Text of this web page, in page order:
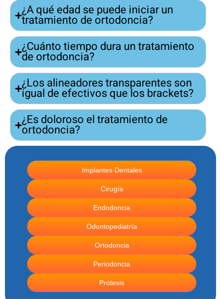
¿A qué edad se puede iniciar un
tratamiento de ortodoncia?
¿Cuánto tiempo dura un tratamiento
de ortodoncia?
¿Los alineadores transparentes son
igual de efectivos que los brackets?
¿Es doloroso el tratamiento de
ortodoncia?
Implantes Dentales
Cirugía
Endodoncia
Odontopediatría
Ortodoncia
Periodoncia
Prótesis